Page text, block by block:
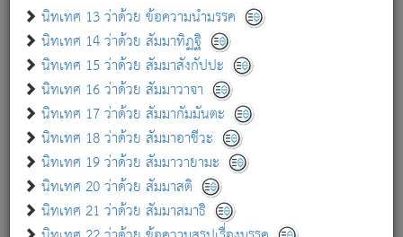
นิทเทศ 13 ว่าด้วย ข้อความนำมรรค
นิทเทศ 14 ว่าด้วย สัมมาทิฏฐิ
นิทเทศ 15 ว่าด้วย สัมมาสังกัปปะ
นิทเทศ 16 ว่าด้วย สัมมาวาจา
นิทเทศ 17 ว่าด้วย สัมมากัมมันตะ
นิทเทศ 18 ว่าด้วย สัมมาอาชีวะ
นิทเทศ 19 ว่าด้วย สัมมาวายามะ
นิทเทศ 20 ว่าด้วย สัมมาสติ
นิทเทศ 21 ว่าด้วย สัมมาสมาธิ
เกี่ยวกับธรรมโฆษณ์ออนไลน์ (Disclaimer)
แม้ระบบ "ธรรมโฆษณ์ออนไลน์" พยายามปรับปรุงข้อมูลให้ถูกต้องมากที่สุด
ผู้ศึกษาก็พึงตรวจสอบกับตัวเล่มหนังสือต้นฉบับ ที่มีการพิมพ์ครั้งล่าสุด
ก่อนนำข้อมูลไปใช้ในการอ้างอิง"
เกี่ยวกับอัตถจารี|เกี่ยวกับการพัฒนา|แจ้งข้อผิดพลาด / แนะนำ
หนังสือที่เกี่ยวข้อง